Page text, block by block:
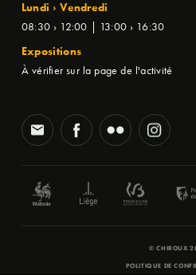
Lundi › Vendredi
08:30 › 12:00 | 13:00 › 16:30
Expositions
À vérifier sur la page de l'activité
© CHIROUX
POLITIQUE DE